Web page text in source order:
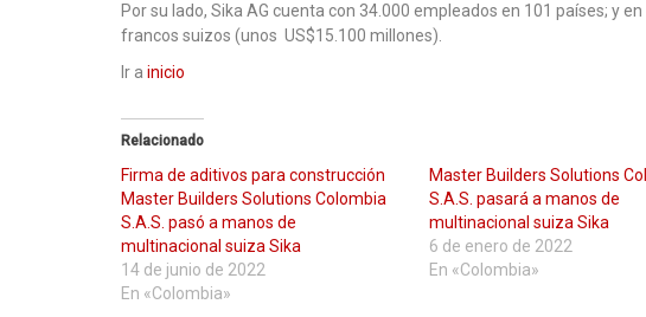
Por su lado, Sika AG cuenta con 34.000 empleados en 101 países; y
francos suizos (unos US$15.100 millones).
Ir a inicio
Relacionado
Firma de aditivos para construcción
Master Builders Solutions Colombia
S.A.S. pasó a manos de
multinacional suiza Sika
14 de junio de 2022
En «Colombia»
Master Builders Solutions
S.A.S. pasará a manos de
multinacional suiza Sika
6 de enero de 2022
En «Colombia»